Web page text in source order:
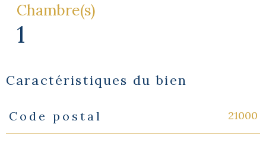
Chambre(s)
1
Caractéristiques du bien
Caractéristiques Valeurs
Code postal 21000